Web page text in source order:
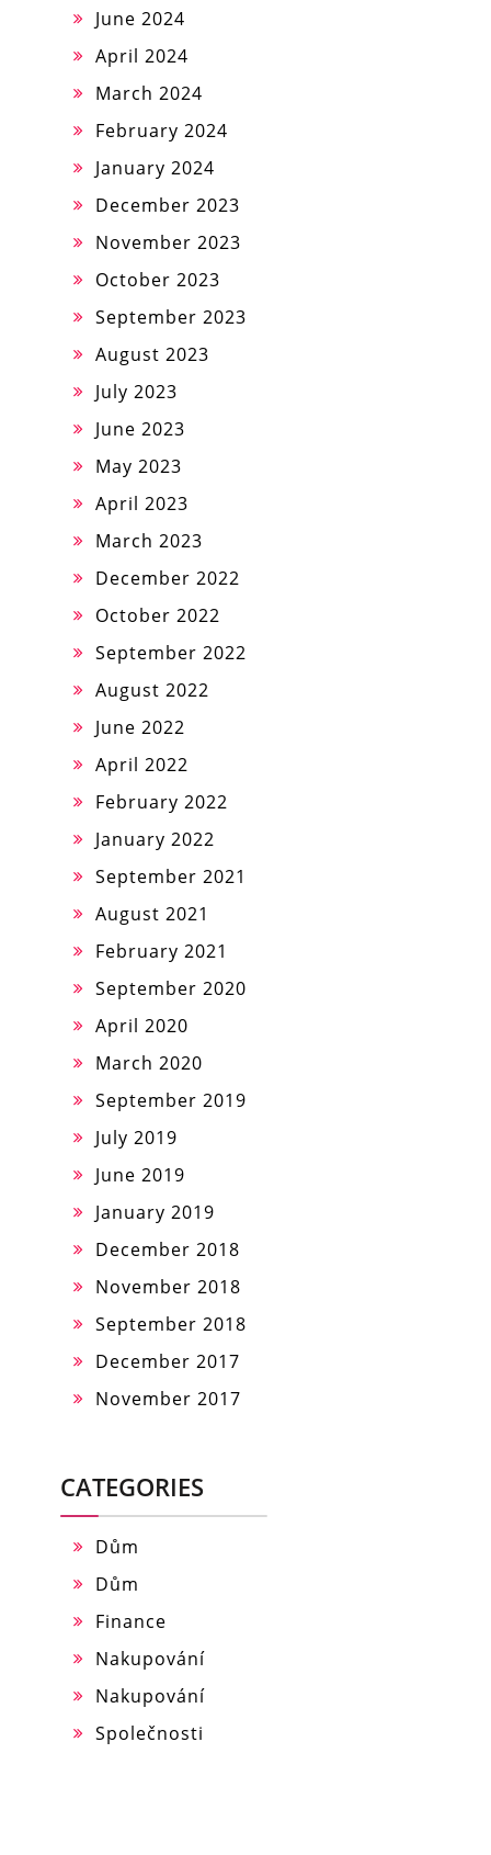
June 2024
April 2024
March 2024
February 2024
January 2024
December 2023
November 2023
October 2023
September 2023
August 2023
July 2023
June 2023
May 2023
April 2023
March 2023
December 2022
October 2022
September 2022
August 2022
June 2022
April 2022
February 2022
January 2022
September 2021
August 2021
February 2021
September 2020
April 2020
March 2020
September 2019
July 2019
June 2019
January 2019
December 2018
November 2018
September 2018
December 2017
November 2017
CATEGORIES
Dům
Dům
Finance
Nakupování
Nakupování
Společnosti